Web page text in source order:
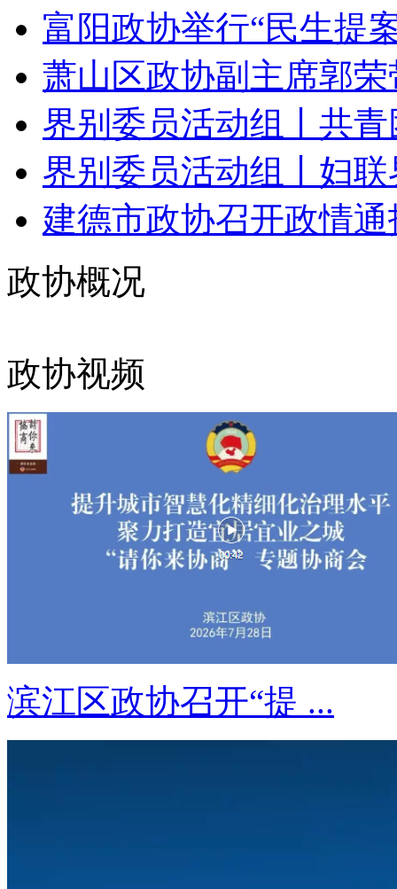
富阳政协举行“民生提
萧山区政协副主席郭
界别委员活动组丨共
界别委员活动组丨妇
建德市政协召开政情通
政协概况
政协视频
滨江区政协召开“提 ...